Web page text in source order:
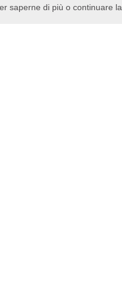
saperne di più o continuare la